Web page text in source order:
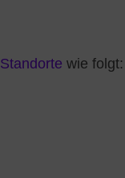
Standorte wie folgt: